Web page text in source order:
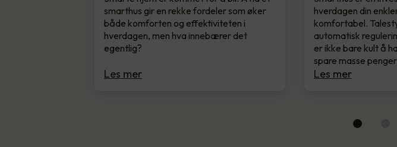
smarthus gir en rekke fordeler som øker
både komforten og effektiviteten i
hverdagen, men hva innebærer det
egentlig?
Les mer
hverdagen din
komfortabel.
automatisk
er ikke bare kult å
spare masse
Les mer